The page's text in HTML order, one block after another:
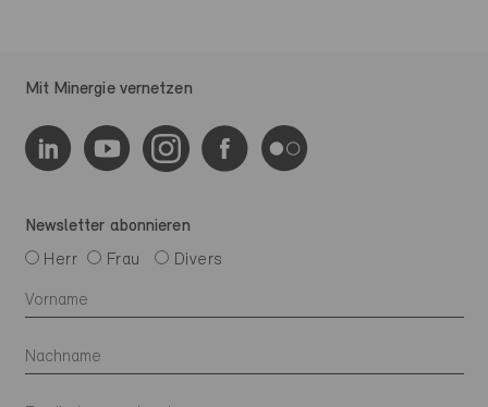
Mit Minergie vernetzen
Newsletter abonnieren
Herr
Frau Divers